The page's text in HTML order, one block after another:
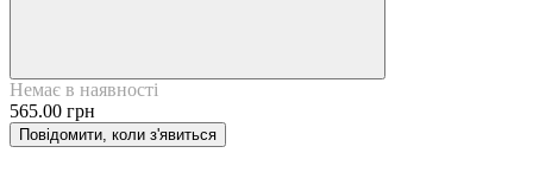
Немає в наявності
565.00 грн
Повідомити, коли з'явиться